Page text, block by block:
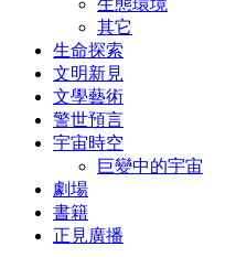
其它
生命探索
文明新見
文學藝術
警世預言
宇宙時空
巨變中的宇宙
劇場
書籍
正見廣播